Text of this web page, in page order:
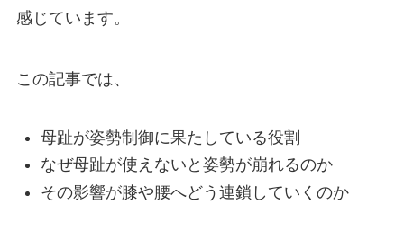
感じています。
この記事では、
母趾が姿勢制御に果たしている役割
なぜ母趾が使えないと姿勢が崩れるのか
その影響が膝や腰へどう連鎖していくのか